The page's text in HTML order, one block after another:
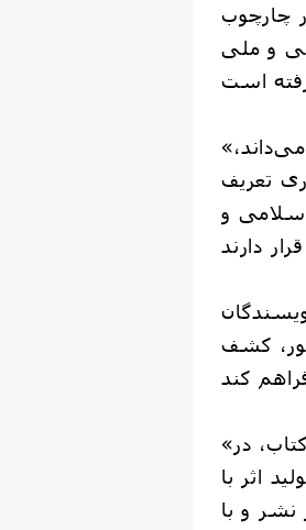
چارچوب
و ملی
«سیمرغ» که خود را «فرزند ایران» می‌داند،
تعریف
و
کشف
«سیمرغ» از ابتدای شکل‌گیری ایده یک کتاب، در
اثر با
نشر و با